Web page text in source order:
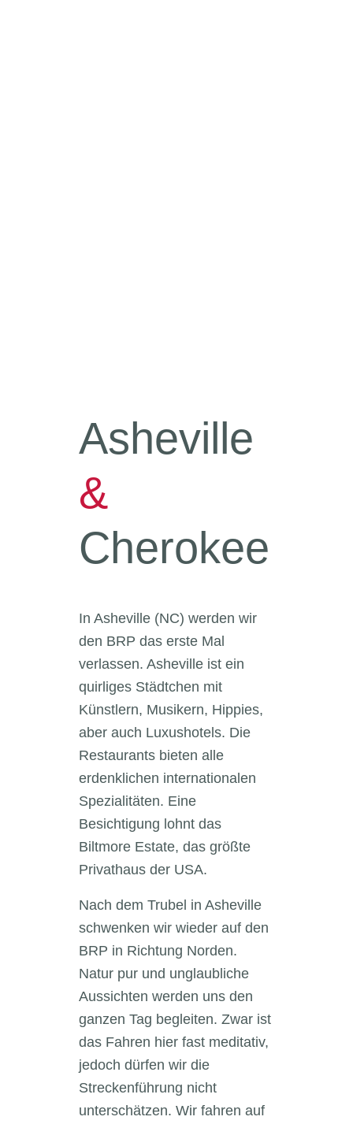
Asheville
&
Cherokee
In Asheville (NC) werden wir
den BRP das erste Mal
verlassen. Asheville ist ein
quirliges Städtchen mit
Künstlern, Musikern, Hippies,
aber auch Luxushotels. Die
Restaurants bieten alle
erdenklichen internationalen
Spezialitäten. Eine
Besichtigung lohnt das
Biltmore Estate, das größte
Privathaus der USA.
Nach dem Trubel in Asheville
schwenken wir wieder auf den
BRP in Richtung Norden.
Natur pur und unglaubliche
Aussichten werden uns den
ganzen Tag begleiten. Zwar ist
das Fahren hier fast meditativ,
jedoch dürfen wir die
Streckenführung nicht
unterschätzen. Wir fahren auf